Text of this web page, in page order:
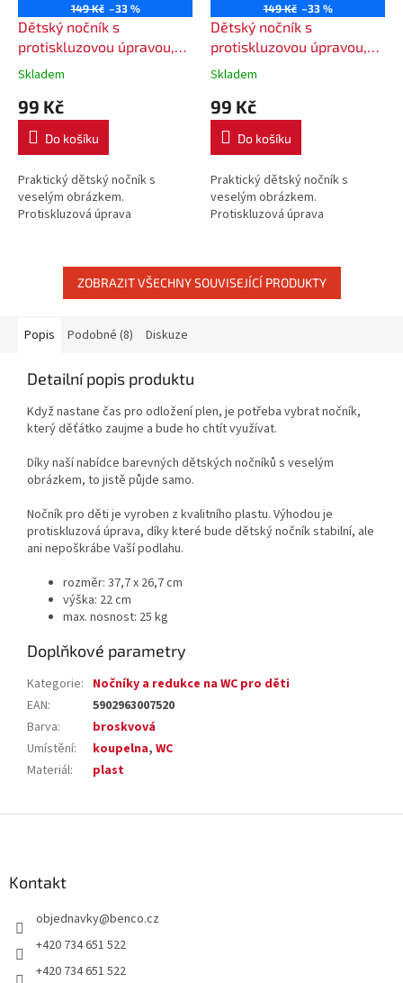
149 Kč –33 %
Dětský nočník s
protiskluzovou úpravou,
barva zlatá
Skladem
99 Kč
Do košíku
Praktický dětský nočník s
veselým obrázkem.
Protiskluzová úprava
149 Kč –33 %
Dětský nočník s
protiskluzovou úpravou,
barva bílá
Skladem
99 Kč
Do košíku
Praktický dětský nočník s
veselým obrázkem.
Protiskluzová úprava
ZOBRAZIT VŠECHNY SOUVISEJÍCÍ PRODUKTY
Popis Podobné (8) Diskuze
Detailní popis produktu
Když nastane čas pro odložení plen, je potřeba vybrat nočník,
který děťátko zaujme a bude ho chtít využívat.
Díky naší nabídce barevných dětských nočníků s veselým
obrázkem, to jistě půjde samo.
Nočník pro děti je vyroben z kvalitního plastu. Výhodou je
protiskluzová úprava, díky které bude dětský nočník stabilní, ale
ani nepoškrábe Vaší podlahu.
rozměr: 37,7 x 26,7 cm
výška: 22 cm
max. nosnost: 25 kg
Doplňkové parametry
Kategorie: Nočníky a redukce na WC pro děti
EAN:
5902963007520
Barva:
broskvová
Umístění: koupelna, WC
Materiál: plast
Kontakt
objednavky@benco.cz
+420 734 651 522
+420 734 651 522